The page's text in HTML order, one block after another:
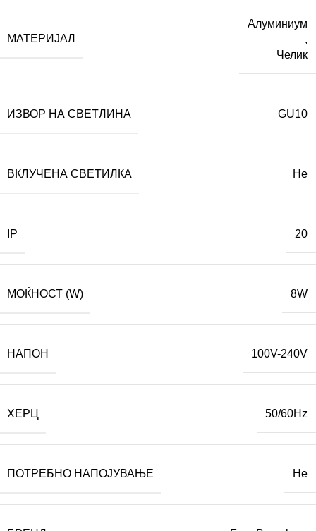
МАТЕРИЈАЛ
Алуминиум
,
Челик
ИЗВОР НА СВЕТЛИНА GU10
ВКЛУЧЕНА СВЕТИЛКА Не
IP 20
МОЌНОСТ (W) 8W
НАПОН 100V-240V
ХЕРЦ 50/60Hz
ПОТРЕБНО НАПОЈУВАЊЕ Не